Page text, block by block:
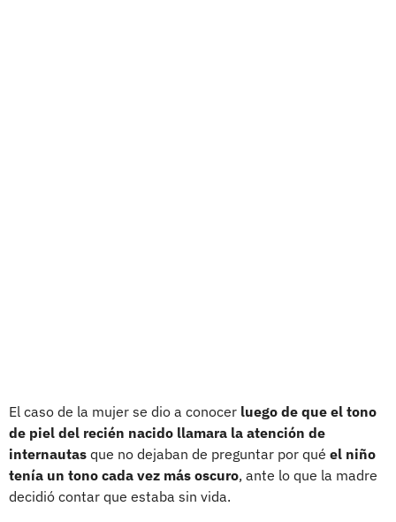
El caso de la mujer se dio a conocer luego de que el tono
de piel del recién nacido llamara la atención de
internautas que no dejaban de preguntar por qué el niño
tenía un tono cada vez más oscuro, ante lo que la madre
decidió contar que estaba sin vida.